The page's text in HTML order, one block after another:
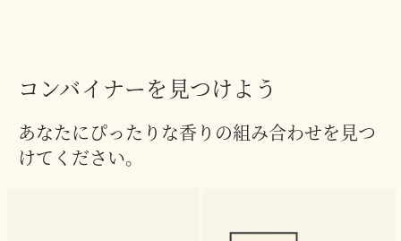
コンバイナーを見つけよう
あなたにぴったりな香りの組み合わせを見つ
けてください。